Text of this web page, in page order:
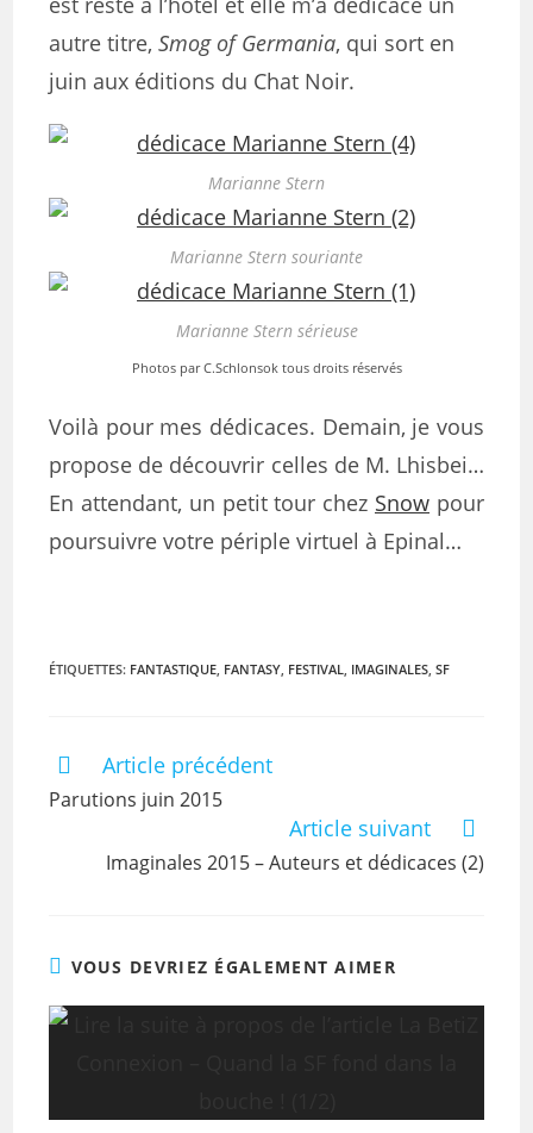
autre titre,Smog of Germania, qui sort en
juin aux éditions du Chat Noir.
Marianne Stern
Marianne Stern souriante
Marianne Stern sérieuse
Photos par C.Schlonsok tous droits réservés
Voilà pour mes dédicaces. Demain, je vous
propose de découvrir celles de M. Lhisbei…
En attendant, un petit tour chez Snow pour
poursuivre votre périple virtuel à Epinal…
ÉTIQUETTES: FANTASTIQUE, FANTASY, FESTIVAL, IMAGINALES, SF
Article précédent
Parutions juin 2015
Article suivant
Imaginales 2015 – Auteurs et dédicaces (2)
VOUS DEVRIEZ ÉGALEMENT AIMER